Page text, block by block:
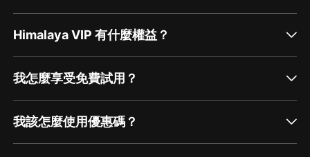
Himalaya VIP 有什麼權益？
我怎麼享受免費試用？
我該怎麼使用優惠碼？